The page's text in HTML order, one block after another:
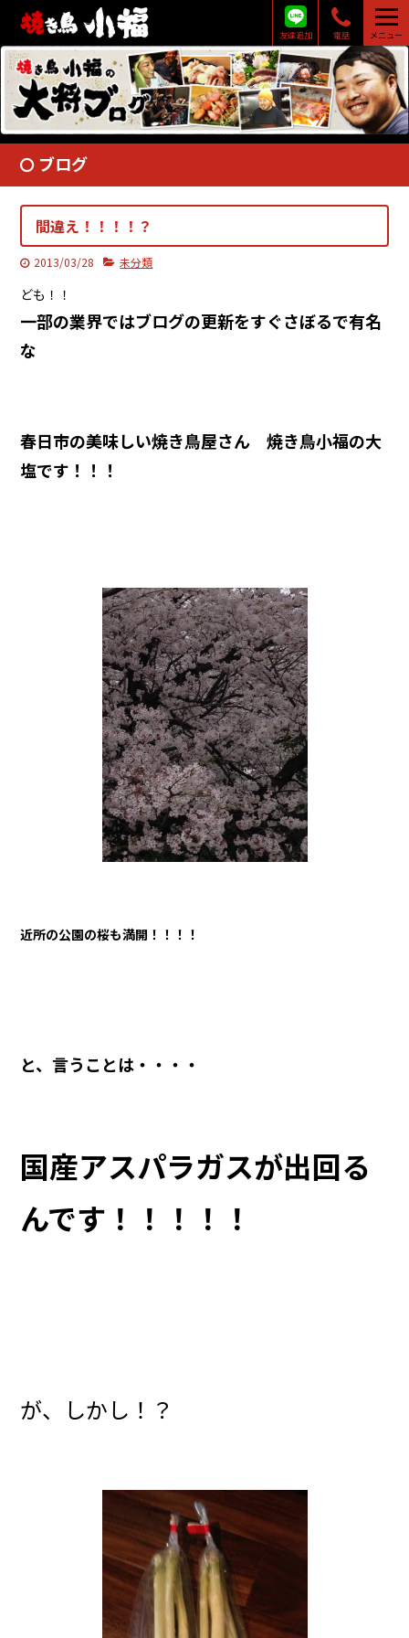
友達追加 電話 メニュー
ブログ
間違え！！！！？
2013/03/28 未分類
ども！！
一部の業界ではブログの更新をすぐさぼるで有名
な
春日市の美味しい焼き鳥屋さん 焼き鳥小福の大
塩です！！！
近所の公園の桜も満開！！！！
と、言うことは・・・・
国産アスパラガスが出回る
んです！！！！！
が、しかし！？